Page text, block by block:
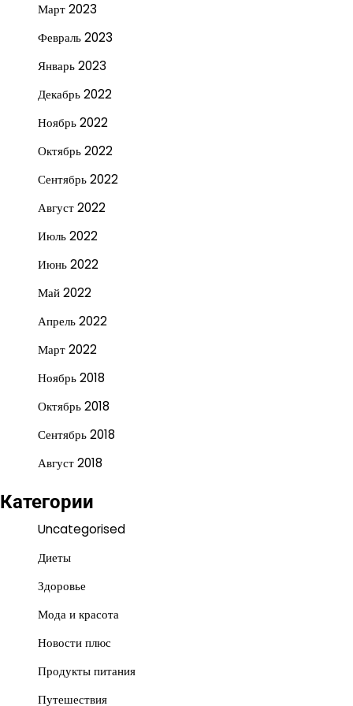
Март 2023
Февраль 2023
Январь 2023
Декабрь 2022
Ноябрь 2022
Октябрь 2022
Сентябрь 2022
Август 2022
Июль 2022
Июнь 2022
Май 2022
Апрель 2022
Март 2022
Ноябрь 2018
Октябрь 2018
Сентябрь 2018
Август 2018
Категории
Uncategorised
Диеты
Здоровье
Мода и красота
Новости плюс
Продукты питания
Путешествия